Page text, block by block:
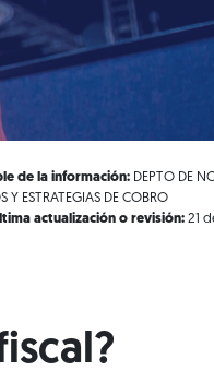
de la información: DEPTO DE
Y ESTRATEGIAS DE COBRO
actualización o revisión: 21